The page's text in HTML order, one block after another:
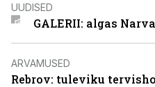
UUDISED
GALERII: algas
ARVAMUSED
Rebrov: tuleviku